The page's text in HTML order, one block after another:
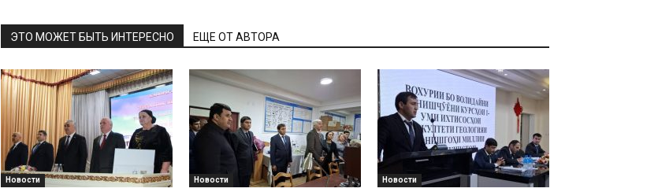
ЭТО МОЖЕТ БЫТЬ ИНТЕРЕСНО ЕЩЕ ОТ АВТОРА
Новости Новости Новости